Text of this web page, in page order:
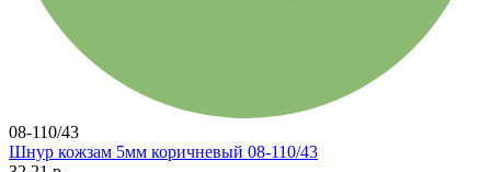
08-110/43
Шнур кожзам 5мм коричневый 08-110/43